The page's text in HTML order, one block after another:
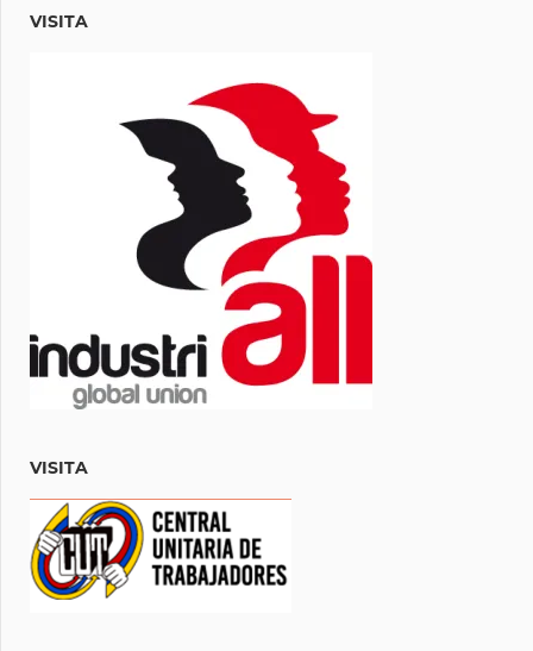
VISITA
VISITA